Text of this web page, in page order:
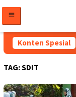
konten
Konten Spesial
TAG:SDIT